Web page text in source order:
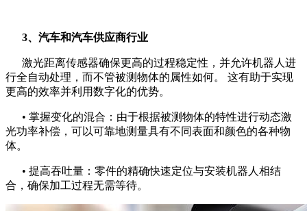
3、汽车和汽车供应商行业
激光距离传感器确保更高的过程稳定性，并允许机器人进
行全自动处理，而不管被测物体的属性如何。 这有助于实现
更高的效率并利用数字化的优势。
• 掌握变化的混合：由于根据被测物体的特性进行动态激
光功率补偿，可以可靠地测量具有不同表面和颜色的各种物
体。
• 提高吞吐量：零件的精确快速定位与安装机器人相结
合，确保加工过程无需等待。